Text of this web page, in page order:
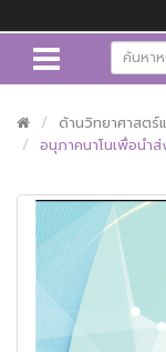
ด้านวิทยาศาสตร์แ
อนุภาคนาโนเพื่อนำ